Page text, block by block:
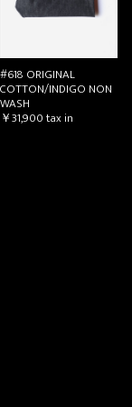
#618 ORIGINAL
COTTON/INDIGO NON
WASH
￥31,900tax in